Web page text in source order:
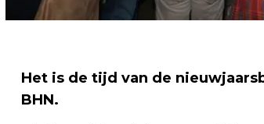
Het is de tijd van de
BHN.